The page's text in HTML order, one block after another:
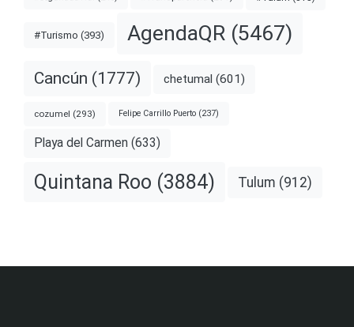
#Turismo (393) AgendaQR (5467)
Cancún (1777) chetumal (601)
cozumel (293) Felipe Carrillo Puerto (237)
Playa del Carmen (633)
Quintana Roo (3884) Tulum (912)